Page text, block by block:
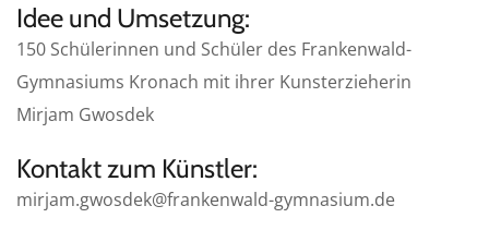
Idee und Umsetzung:
150 Schülerinnen und Schüler des Frankenwald-
Gymnasiums Kronach mit ihrer Kunsterzieherin
Mirjam Gwosdek
Kontakt zum Künstler:
mirjam.gwosdek@frankenwald-gymnasium.de